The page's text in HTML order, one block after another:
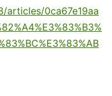
articles/0ca67e19aa